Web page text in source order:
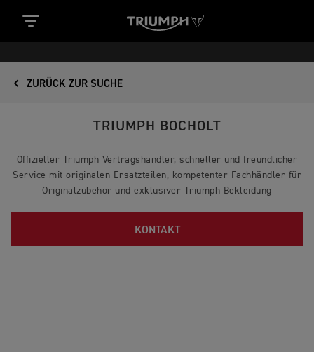
ZURÜCK ZUR SUCHE
TRIUMPH BOCHOLT
Offizieller Triumph Vertragshändler, schneller und freundlicher
Service mit originalen Ersatzteilen, kompetenter Fachhändler für
Originalzubehör und exklusiver Triumph-Bekleidung
KONTAKT